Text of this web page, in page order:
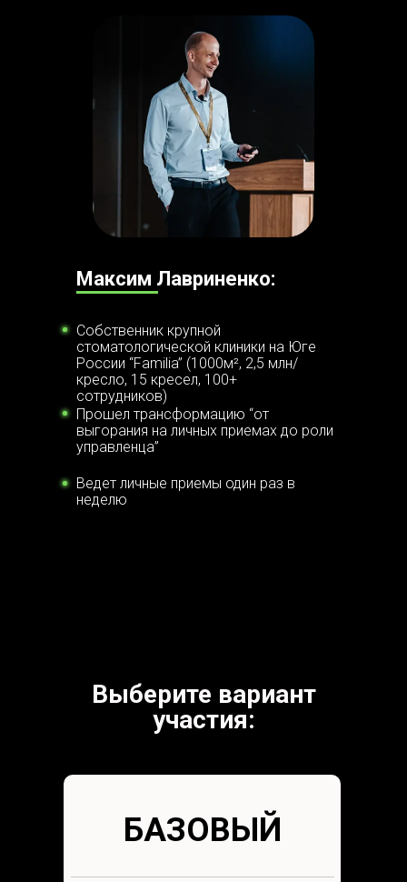
Максим Лавриненко:
Собственник крупной
стоматологической клиники на Юге
России “Familia” (1000м², 2,5 млн/
кресло, 15 кресел, 100+
сотрудников)
Прошел трансформацию “от
выгорания на личных приемах до роли
управленца”
Ведет личные приемы один раз в
неделю
БАЗОВЫЙ
Выберите вариант
участия: